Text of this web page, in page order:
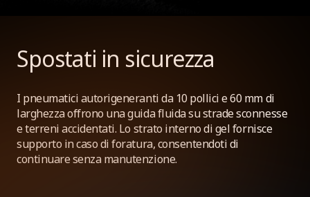
Spostati in sicurezza
I pneumatici autorigeneranti da 10 pollici e 60 mm di
larghezza offrono una guida fluida su strade sconnesse
e terreni accidentati. Lo strato interno di gel fornisce
supporto in caso di foratura, consentendoti di
continuare senza manutenzione.